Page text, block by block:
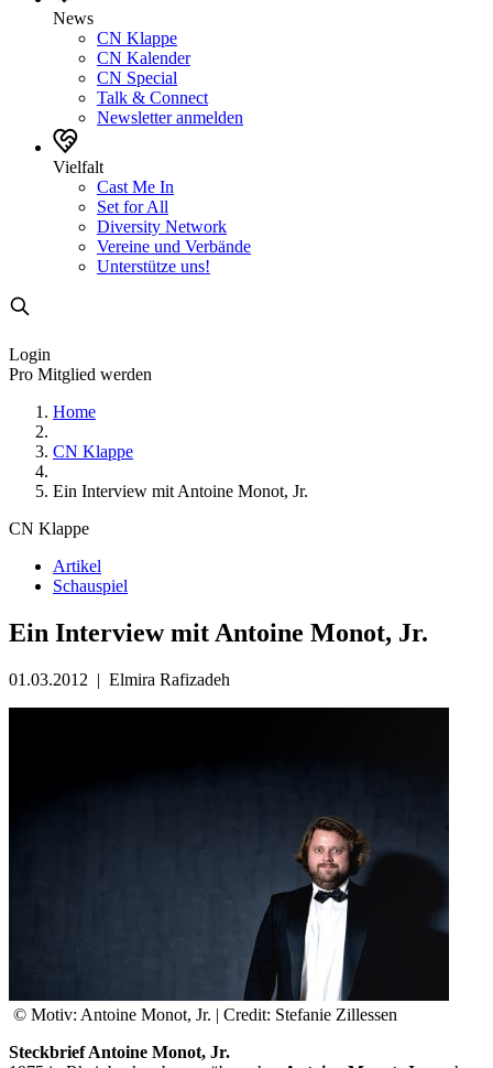
News
CN Klappe
CN Kalender
CN Special
Talk & Connect
Newsletter anmelden
Vielfalt
Cast Me In
Set for All
Diversity Network
Vereine und Verbände
Unterstütze uns!
Login
Pro Mitglied werden
Home
CN Klappe
Ein Interview mit Antoine Monot, Jr.
CN Klappe
Artikel
Schauspiel
Ein Interview mit Antoine Monot, Jr.
01.03.2012 | Elmira Rafizadeh
© Motiv: Antoine Monot, Jr. | Credit: Stefanie Zillessen
Steckbrief Antoine Monot, Jr.